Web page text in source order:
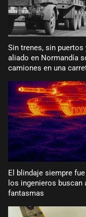
Sin trenes, sin
aliado en Normandía
camiones en una
El blindaje siempre
los ingenieros
fantasmas